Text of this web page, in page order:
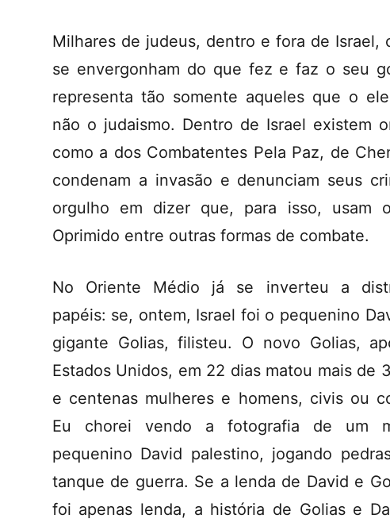
Milhares de judeus, dentro e fora de Israel,
se envergonham do que fez e faz o seu
representa tão somente aqueles que o
não o judaismo. Dentro de Israel existem
como a dos Combatentes Pela Paz, de
condenam a invasão e denunciam seus
orgulho em dizer que, para isso, usam
Oprimido entre outras formas de combate.
No Oriente Médio já se inverteu a
papéis: se, ontem, Israel foi o pequenino
gigante Golias, filisteu. O novo Golias,
Estados Unidos, em 22 dias matou mais de
e centenas mulheres e homens, civis ou
Eu chorei vendo a fotografia de um
pequenino David palestino, jogando
tanque de guerra. Se a lenda de David e
foi apenas lenda, a história de Golias e